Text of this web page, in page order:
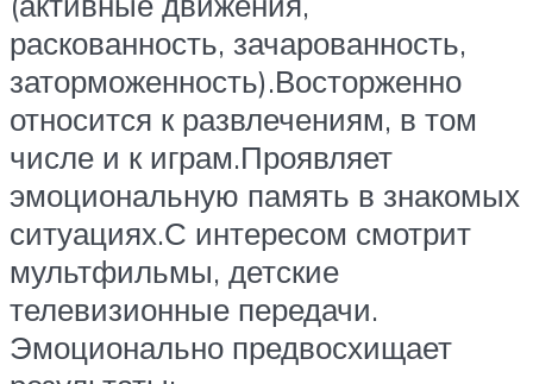
раскованность, зачарованность,
заторможенность).Восторженно
относится к развлечениям, в том
числе и к играм.Проявляет
эмоциональную память в знакомых
ситуациях.С интересом смотрит
мультфильмы, детские
телевизионные передачи.
Эмоционально предвосхищает